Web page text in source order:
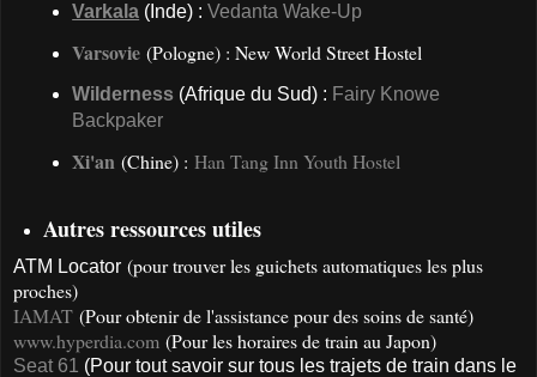
Varkala (Inde) :Vedanta Wake-Up
Varsovie (Pologne) : New World Street Hostel
Wilderness (Afrique du Sud) : Fairy Knowe
Backpaker
Xi'an (Chine) :Han Tang Inn Youth Hostel
Autres ressources utiles
ATM Locator (pour trouver les guichets automatiques les plus
proches)
IAMAT (Pour obtenir de l'assistance pour des soins de santé)
www.hyperdia.com (Pour les horaires de train au Japon)
Seat 61 (Pour tout savoir sur tous les trajets de train dans le